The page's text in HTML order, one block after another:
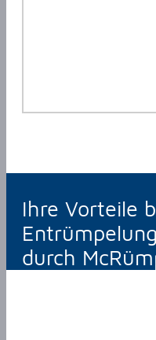
Ihre Vorteile
durch